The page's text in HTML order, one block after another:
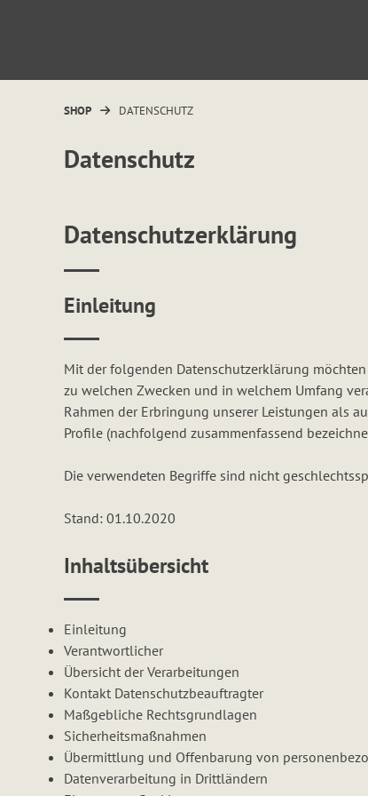
SHOP DATENSCHUTZ
Datenschutz
Datenschutzerklärung
Einleitung
Mit der folgenden Datenschutzerklärung
zu welchen Zwecken und in welchem Umfang
Rahmen der Erbringung unserer Leistungen als
Profile (nachfolgend zusammenfassend
Die verwendeten Begriffe sind nicht
Stand: 01.10.2020
Inhaltsübersicht
Einleitung
Verantwortlicher
Übersicht der Verarbeitungen
Kontakt Datenschutzbeauftragter
Maßgebliche Rechtsgrundlagen
Sicherheitsmaßnahmen
Übermittlung und Offenbarung von
Datenverarbeitung in Drittländern